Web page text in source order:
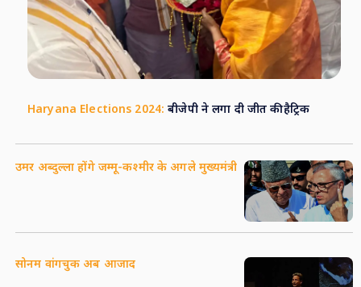
Haryana Elections 2024: बीजेपी ने लगा दी जीत की हैट्रिक
उमर अब्दुल्ला होंगे जम्मू-कश्मीर के अगले मुख्यमंत्री
सोनम वांगचुक अब आजाद